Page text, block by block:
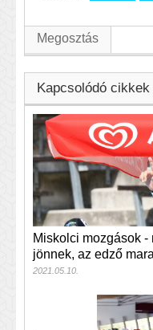
Megosztás
Kapcsolódó cikkek
Miskolci mozgások
jönnek, az edző
2021.05.10.